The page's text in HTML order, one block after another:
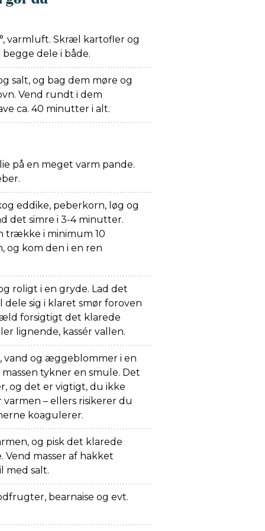
varmluft. Skræl kartofler og
dele i både.
salt, og bag dem møre og
Vend rundt i dem
ca. 40 minutter i alt.
på en meget varm pande.
eddike, peberkorn, løg og
det simre i 3-4 minutter.
trække i minimum 10
og kom den i en ren
roligt i en gryde. Lad det
dele sig i klaret smør foroven
forsigtigt det klarede
lignende, kassér vallen.
vand og æggeblommer i en
massen tykner en smule. Det
og det er vigtigt, du ikke
– ellers risikerer du
koagulerer.
og pisk det klarede
Vend masser af hakket
med salt.
bearnaise og evt.